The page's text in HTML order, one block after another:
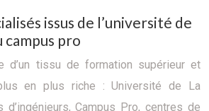
issus de l’université de
campus pro
d’un tissu de formation supérieur et
en plus riche : Université de La
d’ingénieurs, Campus Pro, centres de